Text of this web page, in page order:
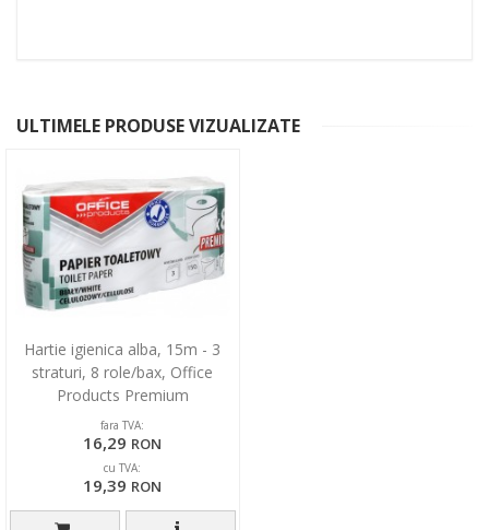
ULTIMELE PRODUSE VIZUALIZATE
Hartie igienica alba, 15m - 3
straturi, 8 role/bax, Office
Products Premium
fara TVA:
16,29 RON
cu TVA:
19,39 RON